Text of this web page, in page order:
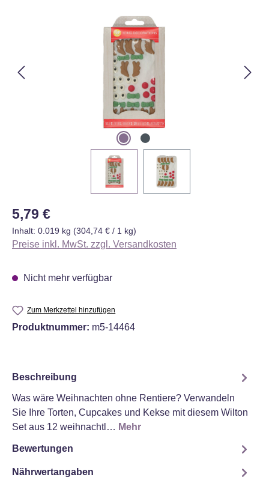
Regulärer Preis:
5,79 €
Inhalt: 0.019 kg (304,74 € / 1 kg)
Preise inkl. MwSt. zzgl. Versandkosten
Nicht mehr verfügbar
Zum Merkzettel hinzufügen
Produktnummer: m5-14464
Beschreibung
Was wäre Weihnachten ohne Rentiere? Verwandeln
Sie Ihre Torten, Cupcakes und Kekse mit diesem Wilton
Set aus 12 weihnachtl… Mehr
Bewertungen
Nährwertangaben